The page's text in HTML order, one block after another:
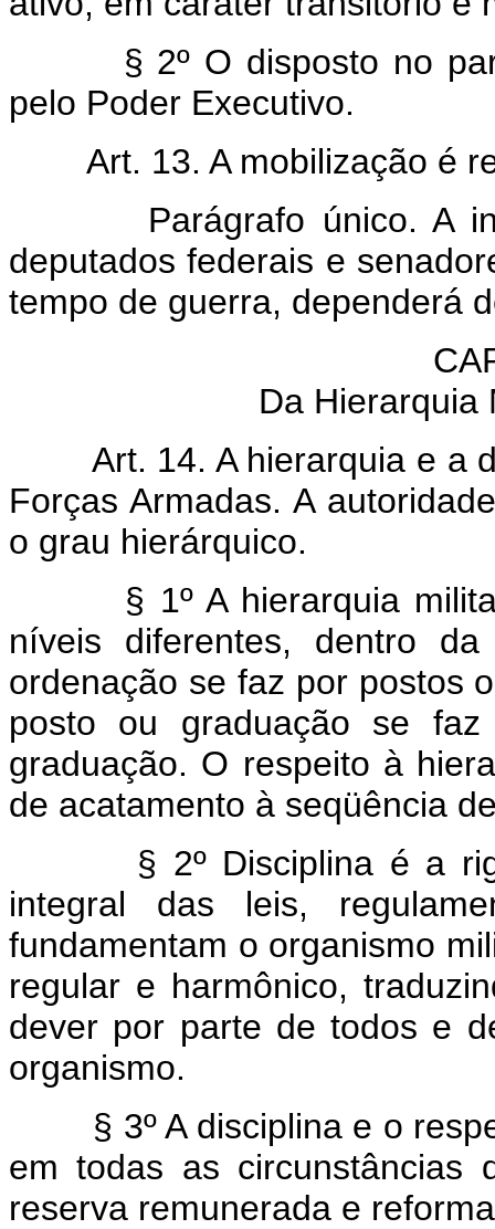
§ 2º O disposto no
pelo Poder Executivo.
Art. 13. A mobilização é
Parágrafo único. A
deputados federais e
tempo de guerra, dependerá
Da Hierarquia
Art. 14. A hierarquia e a
Forças Armadas. A
o grau hierárquico.
§ 1º A hierarquia
níveis diferentes, dentro
ordenação se faz por postos
posto ou graduação se
graduação. O respeito à
de acatamento à seqüência
§ 2º Disciplina é a
integral das leis,
fundamentam o organismo
regular e harmônico,
dever por parte de todos e
organismo.
§ 3º A disciplina e o
em todas as circunstâncias
reserva remunerada e